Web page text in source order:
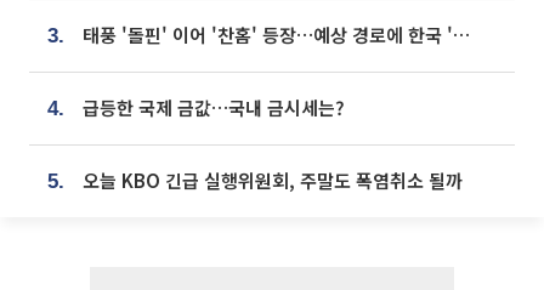
3. 태풍 '돌핀' 이어 '찬홈' 등장…예상 경로에 한국 '한숨'
4. 급등한 국제 금값…국내 금시세는?
5. 오늘 KBO 긴급 실행위원회, 주말도 폭염취소 될까